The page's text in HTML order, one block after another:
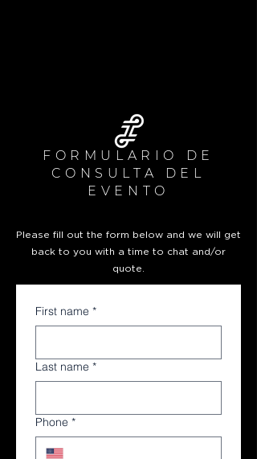
FORMULARIO DE
CONSULTA DEL
EVENTO
Please fill out the form below and we will get
back to you with a time to chat and/or
quote.
First name *
Last name *
Phone *